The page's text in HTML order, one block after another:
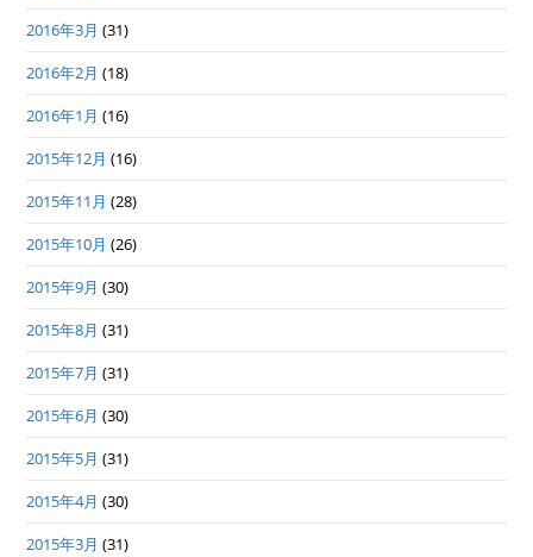
2016年3月 (31)
2016年2月 (18)
2016年1月 (16)
2015年12月 (16)
2015年11月 (28)
2015年10月 (26)
2015年9月 (30)
2015年8月 (31)
2015年7月 (31)
2015年6月 (30)
2015年5月 (31)
2015年4月 (30)
2015年3月 (31)